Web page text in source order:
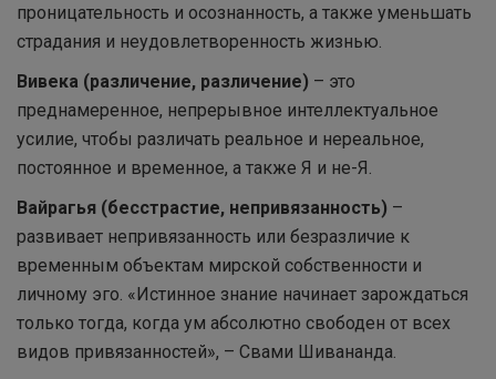
проницательность и осознанность, а также уменьшать
страдания и неудовлетворенность жизнью.
Вивека (различение, различение) – это
преднамеренное, непрерывное интеллектуальное
усилие, чтобы различать реальное и нереальное,
постоянное и временное, а также Я и не-Я.
Вайрагья (бесстрастие, непривязанность) –
развивает непривязанность или безразличие к
временным объектам мирской собственности и
личному эго. «Истинное знание начинает зарождаться
только тогда, когда ум абсолютно свободен от всех
видов привязанностей», – Свами Шивананда.